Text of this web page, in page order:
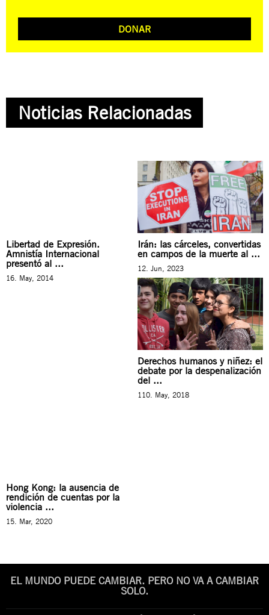
DONAR
Noticias Relacionadas
Libertad de Expresión.
Amnistía Internacional
presentó al ...
16. May, 2014
Irán: las cárceles, convertidas
en campos de la muerte al ...
12. Jun, 2023
Derechos humanos y niñez: el
debate por la despenalización
del ...
110. May, 2018
Hong Kong: la ausencia de
rendición de cuentas por la
violencia ...
15. Mar, 2020
EL MUNDO PUEDE CAMBIAR. PERO NO VA A CAMBIAR
SOLO.